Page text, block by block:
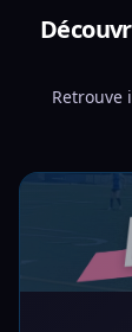
Retrouve